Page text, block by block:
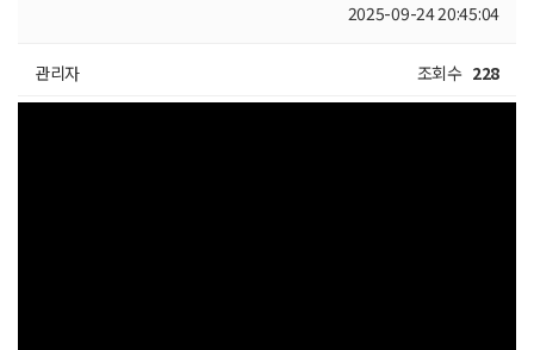
2025-09-24 20:45:04
관리자 조회수 228